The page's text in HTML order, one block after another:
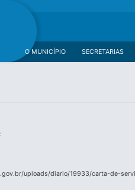
SECRETARIAS
O MUNICÍPIO
uploads/diario/19933/carta-de-